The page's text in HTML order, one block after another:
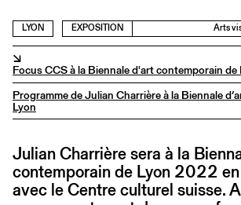
Éditions
Informations
FR/EN
LYON EXPOSITION Arts
↘
Focus CCS à la Biennale d'art contemporain de
Programme de Julian Charrière à la Biennale
Lyon
Julian Charrière sera à la
contemporain de Lyon 2022
avec le Centre culturel suisse.